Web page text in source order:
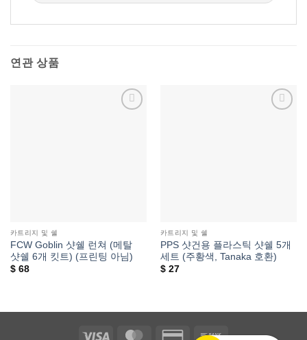
연관 상품
카트리지 및 쉘
FCW Goblin 샷쉘 런쳐 (메탈
샷쉘 6개 킷트) (프린팅 아님)
$68
카트리지 및 쉘
PPS 샷건용 플라스틱 샷쉘 5개
세트 (주황색, Tanaka 호환)
$27
Visa MasterCardCredit Bank